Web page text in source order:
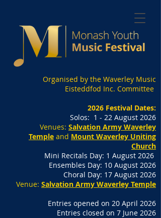
Organised by the Waverley Music
Eisteddfod Inc. Committee
2026 Festival Dates:
Solos: 1 - 22 August 2026
Venues: Salvation Army Waverley
Temple and Mount Waverley Uniting
Church
Mini Recitals Day: 1 August 2026
Ensembles Day: 10 August 2026
Choral Day: 17 August 2026
Venue: Salvation Army Waverley Temple
Entries opened on 20 April 2026
Entries closed on 7 June 2026
Контрольный
список MYMF для